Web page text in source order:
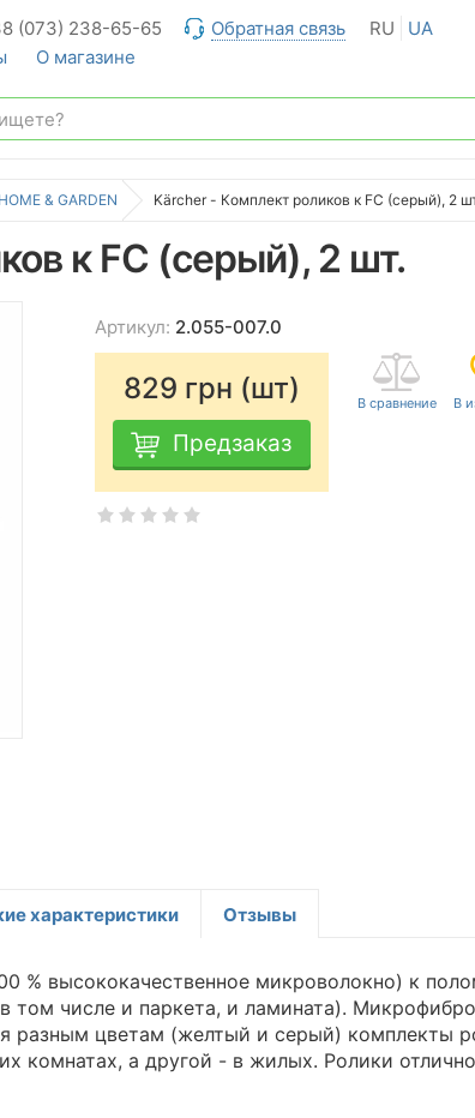
(073) 238-65-65 Обратная связь RU
UA
О магазине
HOME & GARDEN Kärcher - Комплект роликов к FC (серый), 2
к FC (серый), 2 шт.
Артикул: 2.055-007.0
829 грн (шт)
Предзаказ
характеристики Отзывы
% высококачественное микроволокно) к
числе и паркета, и ламината).
разным цветам (желтый и серый) комплекты
комнатах, а другой - в жилых. Ролики